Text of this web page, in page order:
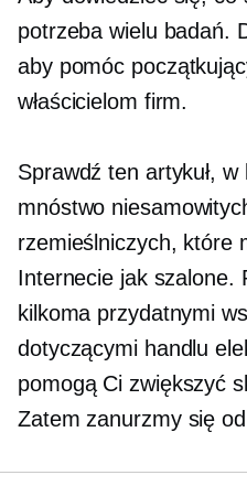
potrzeba wielu badań.
aby pomóc
właścicielom firm.
Sprawdź ten artykuł,
mnóstwo
rzemieślniczych, które
Internecie jak szalone.
kilkoma przydatnymi
dotyczącymi handlu
pomogą Ci zwiększyć
Zatem zanurzmy się